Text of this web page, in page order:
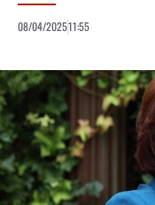
08/04/202511:55